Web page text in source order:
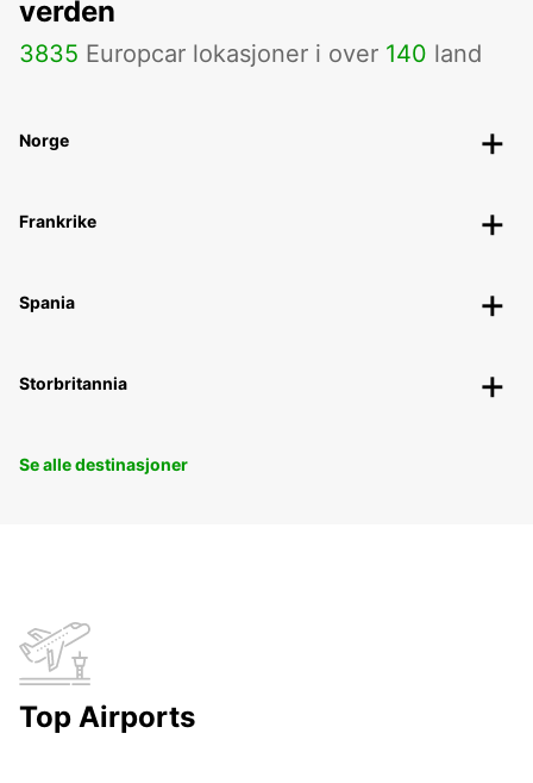
verden
3835 Europcar lokasjoner i over 140 land
Norge
Frankrike
Spania
Storbritannia
Se alle destinasjoner
Top Airports